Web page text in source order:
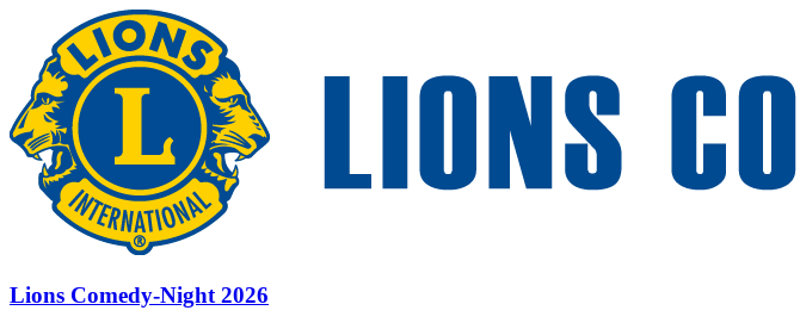
Lions Comedy-Night 2026